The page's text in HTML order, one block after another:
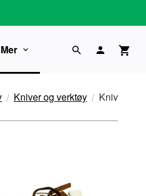
Mer
Kniver og verktøy Kniv